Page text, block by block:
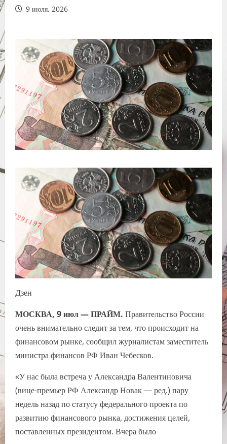
9 июля, 2026
Дзен
МОСКВА, 9 июл — ПРАЙМ. Правительство России
очень внимательно следит за тем, что происходит на
финансовом рынке, сообщил журналистам заместитель
министра финансов РФ Иван Чебесков.
«У нас была встреча у Александра Валентиновича
(вице-премьер РФ Александр Новак — ред.) пару
недель назад по статусу федерального проекта по
развитию финансового рынка, достижения целей,
поставленных президентом. Вчера было